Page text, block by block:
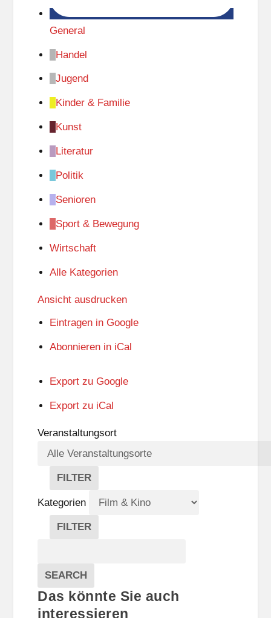
General
Handel
Jugend
Kinder & Familie
Kunst
Literatur
Politik
Senioren
Sport & Bewegung
Wirtschaft
Alle Kategorien
Ansicht ausdrucken
Eintragen in Google
Abonnieren in iCal
Export zu Google
Export zu iCal
Veranstaltungsort
FILTER
V
E
R
A
A
L
T
U
Kategorien
FILTER
E
G
O
R
Veranstaltungen
SEARCH
Das könnte Sie auch
interessieren